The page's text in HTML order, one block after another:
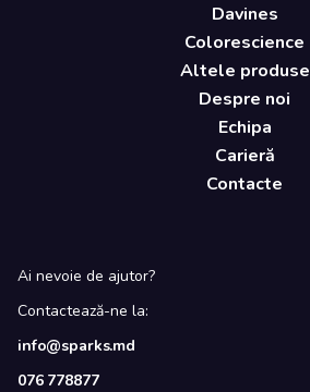
Davines
Colorescience
Altele produse
Despre noi
Echipa
Carieră
Contacte
Ai nevoie de ajutor?
Contactează-ne la:
info@sparks.md
076 778877